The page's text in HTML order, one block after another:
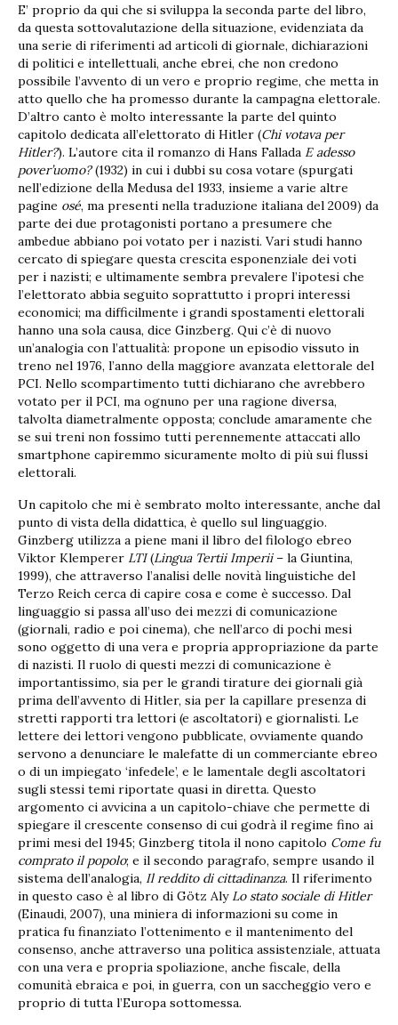
E’ proprio da qui che si sviluppa la seconda parte del libro,
da questa sottovalutazione della situazione, evidenziata da
una serie di riferimenti ad articoli di giornale, dichiarazioni
di politici e intellettuali, anche ebrei, che non credono
possibile l’avvento di un vero e proprio regime, che metta in
atto quello che ha promesso durante la campagna elettorale.
D’altro canto è molto interessante la parte del quinto
capitolo dedicata all’elettorato di Hitler (Chi votava per
Hitler?). L’autore cita il romanzo di Hans Fallada E adesso
pover’uomo?(1932) in cui i dubbi su cosa votare (spurgati
nell’edizione della Medusa del 1933, insieme a varie altre
pagine osé, ma presenti nella traduzione italiana del 2009) da
parte dei due protagonisti portano a presumere che
ambedue abbiano poi votato per i nazisti. Vari studi hanno
cercato di spiegare questa crescita esponenziale dei voti
per i nazisti; e ultimamente sembra prevalere l’ipotesi che
l’elettorato abbia seguito soprattutto i propri interessi
economici; ma difficilmente i grandi spostamenti elettorali
hanno una sola causa, dice Ginzberg. Qui c’è di nuovo
un’analogia con l’attualità: propone un episodio vissuto in
treno nel 1976, l’anno della maggiore avanzata elettorale del
PCI. Nello scompartimento tutti dichiarano che avrebbero
votato per il PCI, ma ognuno per una ragione diversa,
talvolta diametralmente opposta; conclude amaramente che
se sui treni non fossimo tutti perennemente attaccati allo
smartphone capiremmo sicuramente molto di più sui flussi
elettorali.
Un capitolo che mi è sembrato molto interessante, anche dal
punto di vista della didattica, è quello sul linguaggio.
Ginzberg utilizza a piene mani il libro del filologo ebreo
Viktor Klemperer LTI(Lingua Tertii Imperii – la Giuntina,
1999), che attraverso l’analisi delle novità linguistiche del
Terzo Reich cerca di capire cosa e come è successo. Dal
linguaggio si passa all’uso dei mezzi di comunicazione
(giornali, radio e poi cinema), che nell’arco di pochi mesi
sono oggetto di una vera e propria appropriazione da parte
di nazisti. Il ruolo di questi mezzi di comunicazione è
importantissimo, sia per le grandi tirature dei giornali già
prima dell’avvento di Hitler, sia per la capillare presenza di
stretti rapporti tra lettori (e ascoltatori) e giornalisti. Le
lettere dei lettori vengono pubblicate, ovviamente quando
servono a denunciare le malefatte di un commerciante ebreo
o di un impiegato ‘infedele’, e le lamentale degli ascoltatori
sugli stessi temi riportate quasi in diretta. Questo
argomento ci avvicina a un capitolo-chiave che permette di
spiegare il crescente consenso di cui godrà il regime fino ai
primi mesi del 1945; Ginzberg titola il nono capitolo Come fu
comprato il popolo; e il secondo paragrafo, sempre usando il
sistema dell’analogia, Il reddito di cittadinanza. Il riferimento
in questo caso è al libro di Götz Aly Lo stato sociale di Hitler
(Einaudi, 2007), una miniera di informazioni su come in
pratica fu finanziato l’ottenimento e il mantenimento del
consenso, anche attraverso una politica assistenziale, attuata
con una vera e propria spoliazione, anche fiscale, della
comunità ebraica e poi, in guerra, con un saccheggio vero e
proprio di tutta l’Europa sottomessa.